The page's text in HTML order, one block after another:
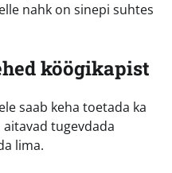
nahk on sinepi suhtes
köögikapist
saab keha toetada ka
tugevdada
lima.